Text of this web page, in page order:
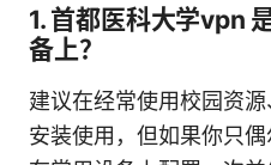
1. 首都医科大学vpn
备上？
建议在经常使用校园资
安装使用，但如果你只